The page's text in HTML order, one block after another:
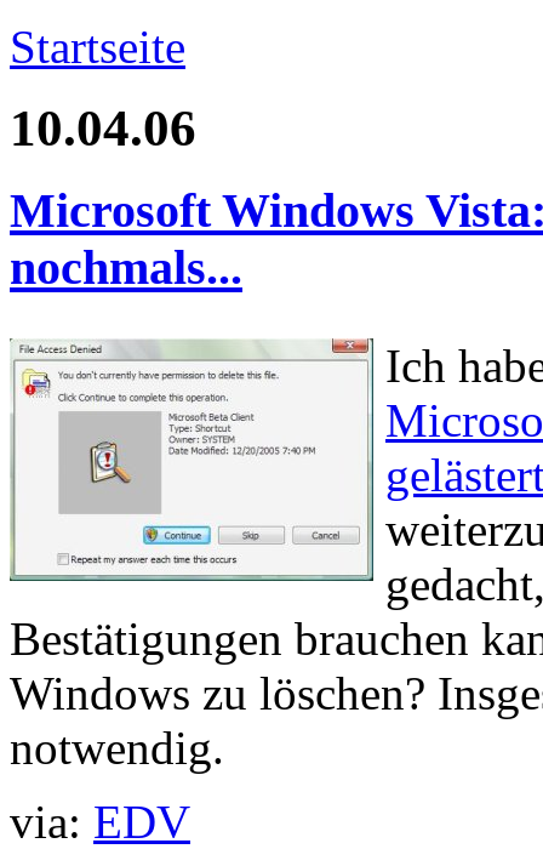
Startseite
10.04.06
Microsoft Windows
nochmals...
Ich
Bestätigungen brauchen
Windows zu löschen?
notwendig.
via: EDV